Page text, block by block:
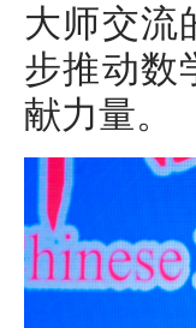
大师交流
步推动数
献力量。